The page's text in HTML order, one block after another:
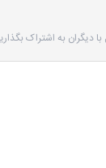
دیگران به اشتراک